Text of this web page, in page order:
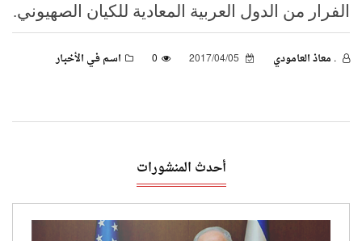
الفرار من الدول العربية المعادية للكيان الصهيوني.
. معاذ العامودي 0 اسـم فـي الأخبـار
أحدث المنشورات